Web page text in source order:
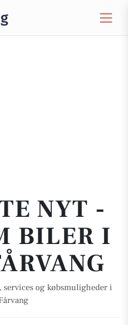
NYT -
BILER I
services og købsmuligheder i